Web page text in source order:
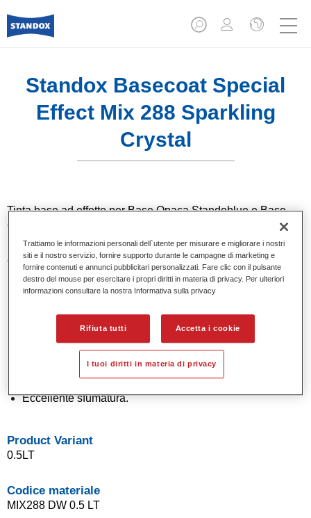
Standox Basecoat Special
Effect Mix 288 Sparkling
Crystal
Tinta base ad effetto per Base Opaca Standoblue e Base
Opaca Standohyd Plus.
Caratteristiche del prodotto
Colori pastello e ad effetto.
Applicazione a fase unica (One Visit Application).
Sistema di basi opache che rispetta la normativa in
materia di VOC.
Eccezionale punto tinta.
Eccellente sfumatura.
Product Variant
0.5LT
Codice materiale
MIX288 DW 0.5 LT
Trattiamo le informazioni personali dell`utente per misurare e migliorare i nostri
siti e il nostro servizio, fornire supporto durante le campagne di marketing e
fornire contenuti e annunci pubblicitari personalizzati. Fare clic con il pulsante
destro del mouse per esercitare i propri diritti in materia di privacy. Per ulteriori
informazioni consultare la nostra Informativa sulla privacy
Rifiuta tutti Accetta i cookie
I tuoi diritti in materia di privacy